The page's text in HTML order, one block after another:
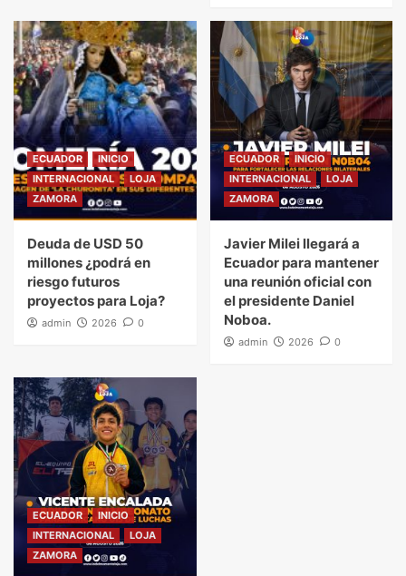
ECUADOR
INICIO
INTERNACIONAL
LOJA
ZAMORA
Deuda de USD 50
millones ¿podrá en
riesgo futuros
proyectos para Loja?
admin 2026 0
ECUADOR
INICIO
INTERNACIONAL
LOJA
ZAMORA
Javier Milei llegará a
Ecuador para mantener
una reunión oficial con
el presidente Daniel
Noboa.
admin 2026 0
ECUADOR
INICIO
INTERNACIONAL
LOJA
ZAMORA